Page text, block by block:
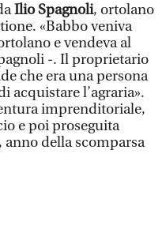
Ilio Spagnoli, ortolano
«Babbo veniva
e vendeva al
-. Il proprietario
che era una persona
acquistare l’agraria».
imprenditoriale,
e poi proseguita
della scomparsa